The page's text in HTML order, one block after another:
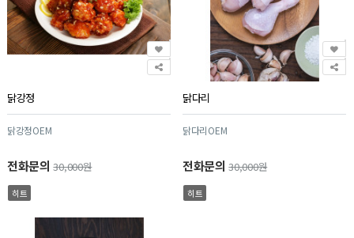
닭강정
닭강정OEM
전화문의30,000원
히트
닭다리
닭다리OEM
전화문의30,000원
히트